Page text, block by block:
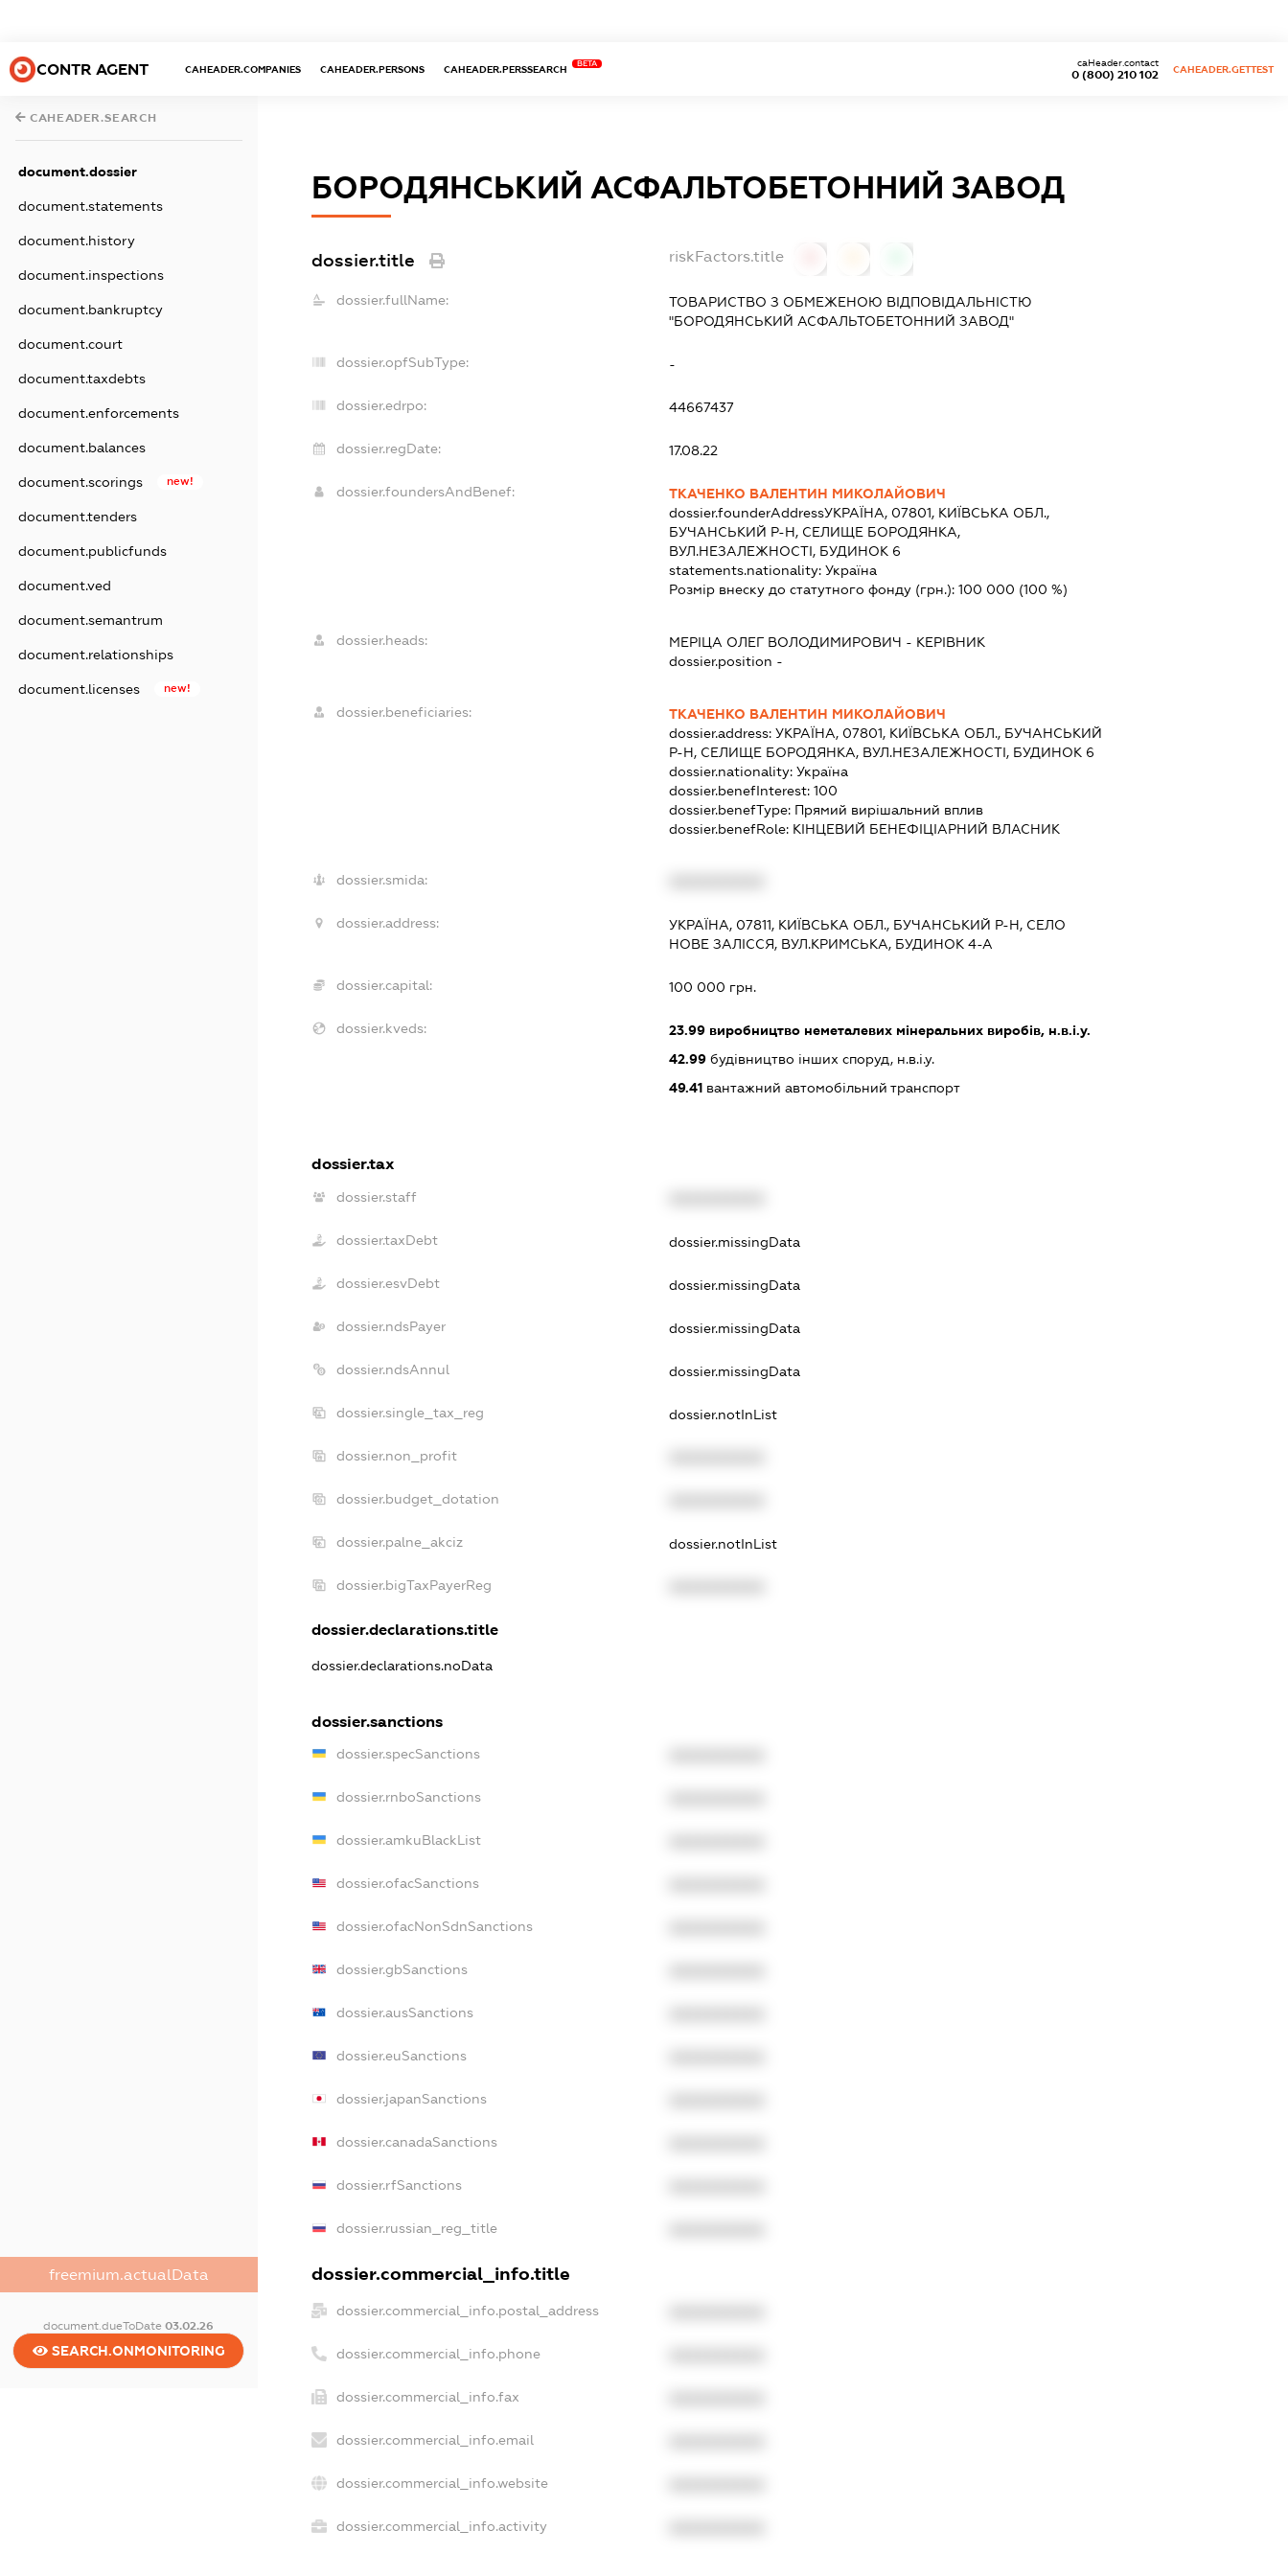
CONTR AGENT CAHEADER.COMPANIES CAHEADER.PERSONS CAHEADER.PERSSEARCH
BETA
0 (800) 210 102
caHeader.contact
CAHEADER.GETTEST
CAHEADER.SEARCH
document.dossier
document.statements
document.history
document.inspections
document.bankruptcy
document.court
document.taxdebts
document.enforcements
document.balances
document.scorings new!
document.tenders
document.publicfunds
document.ved
document.semantrum
document.relationships
document.licenses new!
freemium.actualData
document.dueToDate03.02.26
SEARCH.ONMONITORING
БОРОДЯНСЬКИЙ АСФАЛЬТОБЕТОННИЙ ЗАВОД
dossier.title riskFactors.title
dossier.fullName:
ТОВАРИСТВО З ОБМЕЖЕНОЮ ВІДПОВІДАЛЬНІСТЮ
"БОРОДЯНСЬКИЙ АСФАЛЬТОБЕТОННИЙ ЗАВОД"
dossier.opfSubType: -
dossier.edrpo: 44667437
dossier.regDate: 17.08.22
dossier.foundersAndBenef:
ТКАЧЕНКО ВАЛЕНТИН МИКОЛАЙОВИЧ
dossier.founderAddressУКРАЇНА, 07801, КИЇВСЬКА ОБЛ.,
БУЧАНСЬКИЙ Р-Н, СЕЛИЩЕ БОРОДЯНКА,
ВУЛ.НЕЗАЛЕЖНОСТІ, БУДИНОК 6
statements.nationality: Україна
Розмір внеску до статутного фонду (грн.): 100 000 (100 %)
dossier.heads: МЕРІЦА ОЛЕГ ВОЛОДИМИРОВИЧ - КЕРІВНИК
dossier.position -
dossier.beneficiaries:
ТКАЧЕНКО ВАЛЕНТИН МИКОЛАЙОВИЧ
dossier.address: УКРАЇНА, 07801, КИЇВСЬКА ОБЛ., БУЧАНСЬКИЙ
Р-Н, СЕЛИЩЕ БОРОДЯНКА, ВУЛ.НЕЗАЛЕЖНОСТІ, БУДИНОК 6
dossier.nationality: Україна
dossier.benefInterest: 100
dossier.benefType: Прямий вирішальний вплив
dossier.benefRole: КІНЦЕВИЙ БЕНЕФІЦІАРНИЙ ВЛАСНИК
dossier.smida:
dossier.address:
УКРАЇНА, 07811, КИЇВСЬКА ОБЛ., БУЧАНСЬКИЙ Р-Н, СЕЛО
НОВЕ ЗАЛІССЯ, ВУЛ.КРИМСЬКА, БУДИНОК 4-А
dossier.capital: 100 000 грн.
dossier.kveds: 23.99виробництво неметалевих мінеральних виробів, н.в.і.у.
42.99будівництво інших споруд, н.в.і.у.
49.41вантажний автомобільний транспорт
dossier.tax
dossier.staff
dossier.taxDebt dossier.missingData
dossier.esvDebt dossier.missingData
dossier.ndsPayer dossier.missingData
dossier.ndsAnnul dossier.missingData
dossier.single_tax_reg dossier.notInList
dossier.non_profit
dossier.budget_dotation
dossier.palne_akciz dossier.notInList
dossier.bigTaxPayerReg
dossier.declarations.title
dossier.declarations.noData
dossier.sanctions
dossier.specSanctions
dossier.rnboSanctions
dossier.amkuBlackList
dossier.ofacSanctions
dossier.ofacNonSdnSanctions
dossier.gbSanctions
dossier.ausSanctions
dossier.euSanctions
dossier.japanSanctions
dossier.canadaSanctions
dossier.rfSanctions
dossier.russian_reg_title
dossier.commercial_info.title
dossier.commercial_info.postal_address
dossier.commercial_info.phone
dossier.commercial_info.fax
dossier.commercial_info.email
dossier.commercial_info.website
dossier.commercial_info.activity